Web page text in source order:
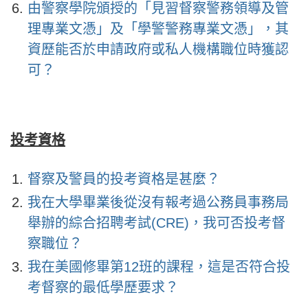
由警察學院頒授的「見習督察警務領導及管
理專業文憑」及「學警警務專業文憑」，其
資歷能否於申請政府或私人機構職位時獲認
可？
投考資格
督察及警員的投考資格是甚麼？
我在大學畢業後從沒有報考過公務員事務局
舉辦的綜合招聘考試(CRE)，我可否投考督
察職位？
我在美國修畢第12班的課程，這是否符合投
考督察的最低學歷要求？